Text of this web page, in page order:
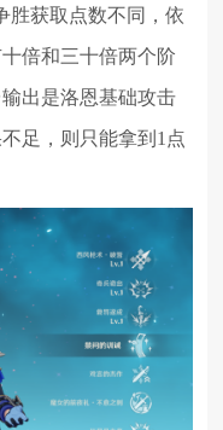
胜获取点数不同，依
倍和三十倍两个阶
出是洛恩基础攻击
足，则只能拿到1点